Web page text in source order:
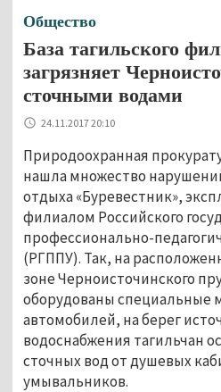
Общество
База тагильского
загрязняет
сточными водами
24.11.2017 20:10
Природоохранная
нашла множество
отдыха «Буревестник»,
филиалом Российского
профессионально-
(РГППУ). Так, на
зоне Черноисточинского
оборудованы специальные
автомобилей, на берег
водоснабжения тагильчан
сточных вод от душевых
умывальников.